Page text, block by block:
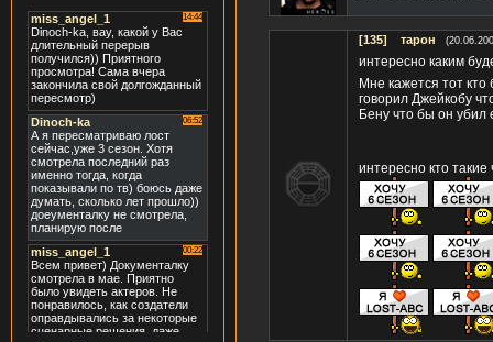
[135] тарон
интересно каким
Мне кажется тот
говорил Джейкобу
Бену что бы он убил
интересно кто